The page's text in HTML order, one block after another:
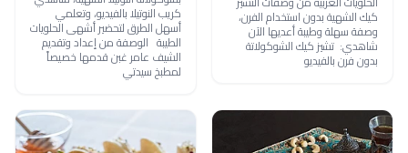
كيك الشهية بدون استخدام الفرن،
وصفة سهلة وطيبة أعديها الآن
شاهدي: تشيز كيك الشوكولاتة
بدون فرن بالفيديو
كريب النوتيلا بالفيديو، وتعلمي
أسهل الطرق لتحضير أشهى الحلويات
الطيبة الوصفة من إعداد وتقديم
الشيف عامر غبن قدمها خصيصاً
لمطبخ سيدتي